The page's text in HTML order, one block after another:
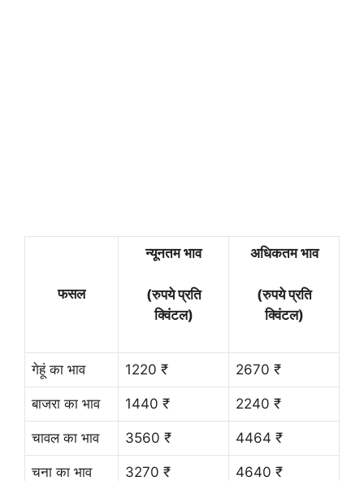
फसल
न्यूनतम भाव
(रुपये प्रति
क्विंटल)
अधिकतम भाव
(रुपये प्रति
क्विंटल)
गेहूं का भाव 1220 ₹ 2670 ₹
बाजरा का भाव 1440 ₹ 2240 ₹
चावल का भाव 3560 ₹ 4464 ₹
चना का भाव 3270 ₹ 4640 ₹